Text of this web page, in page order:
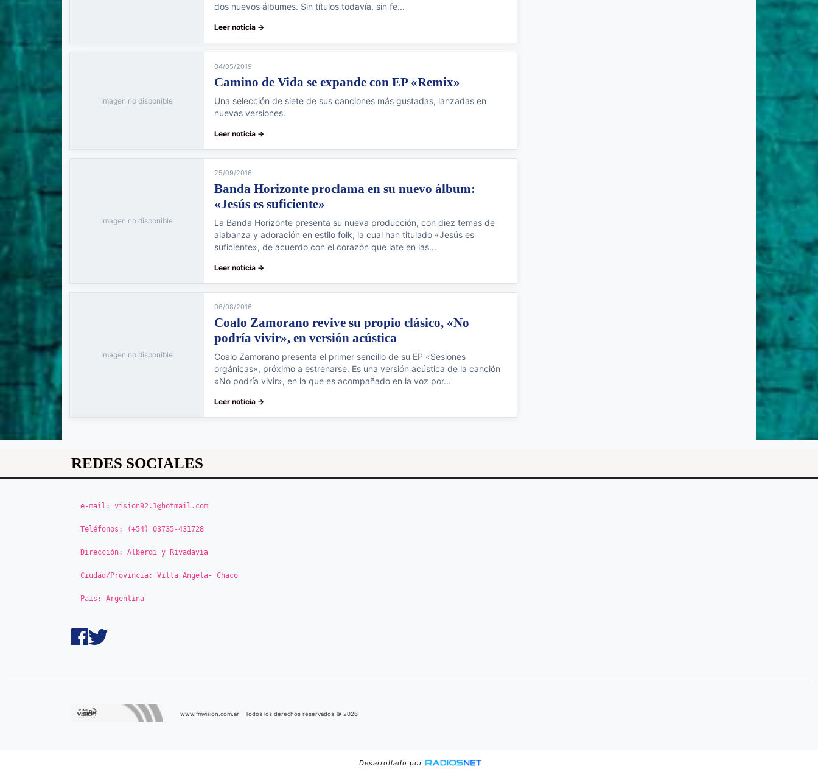
dos nuevos álbumes. Sin títulos todavía, sin fe...
Leer noticia →
Imagen no disponible
04/05/2019
Camino de Vida se expande con EP «Remix»
Una selección de siete de sus canciones más gustadas, lanzadas en
nuevas versiones.
Leer noticia →
Imagen no disponible
25/09/2016
Banda Horizonte proclama en su nuevo álbum:
«Jesús es suficiente»
La Banda Horizonte presenta su nueva producción, con diez temas de
alabanza y adoración en estilo folk, la cual han titulado «Jesús es
suficiente», de acuerdo con el corazón que late en las...
Leer noticia →
Imagen no disponible
06/08/2016
Coalo Zamorano revive su propio clásico, «No
podría vivir», en versión acústica
Coalo Zamorano presenta el primer sencillo de su EP «Sesiones
orgánicas», próximo a estrenarse. Es una versión acústica de la canción
«No podría vivir», en la que es acompañado en la voz por...
Leer noticia →
REDES SOCIALES
e-mail: vision92.1@hotmail.com
Teléfonos: (+54) 03735-431728
Dirección: Alberdi y Rivadavia
Ciudad/Provincia: Villa Angela- Chaco
País: Argentina
www.fmvision.com.ar - Todos los derechos reservados © 2026
Desarrollado por